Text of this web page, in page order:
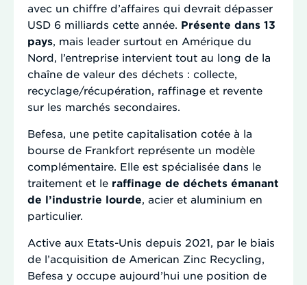
avec un chiffre d’affaires qui devrait dépasser
USD 6 milliards cette année. Présente dans 13
pays , mais leader surtout en Amérique du
Nord, l’entreprise intervient tout au long de la
chaîne de valeur des déchets : collecte,
recyclage/récupération, raffinage et revente
sur les marchés secondaires.
Befesa, une petite capitalisation cotée à la
bourse de Frankfort représente un modèle
complémentaire. Elle est spécialisée dans le
traitement et le raffinage de déchets émanant
de l’industrie lourde , acier et aluminium en
particulier.
Active aux Etats-Unis depuis 2021, par le biais
de l’acquisition de American Zinc Recycling,
Befesa y occupe aujourd’hui une position de